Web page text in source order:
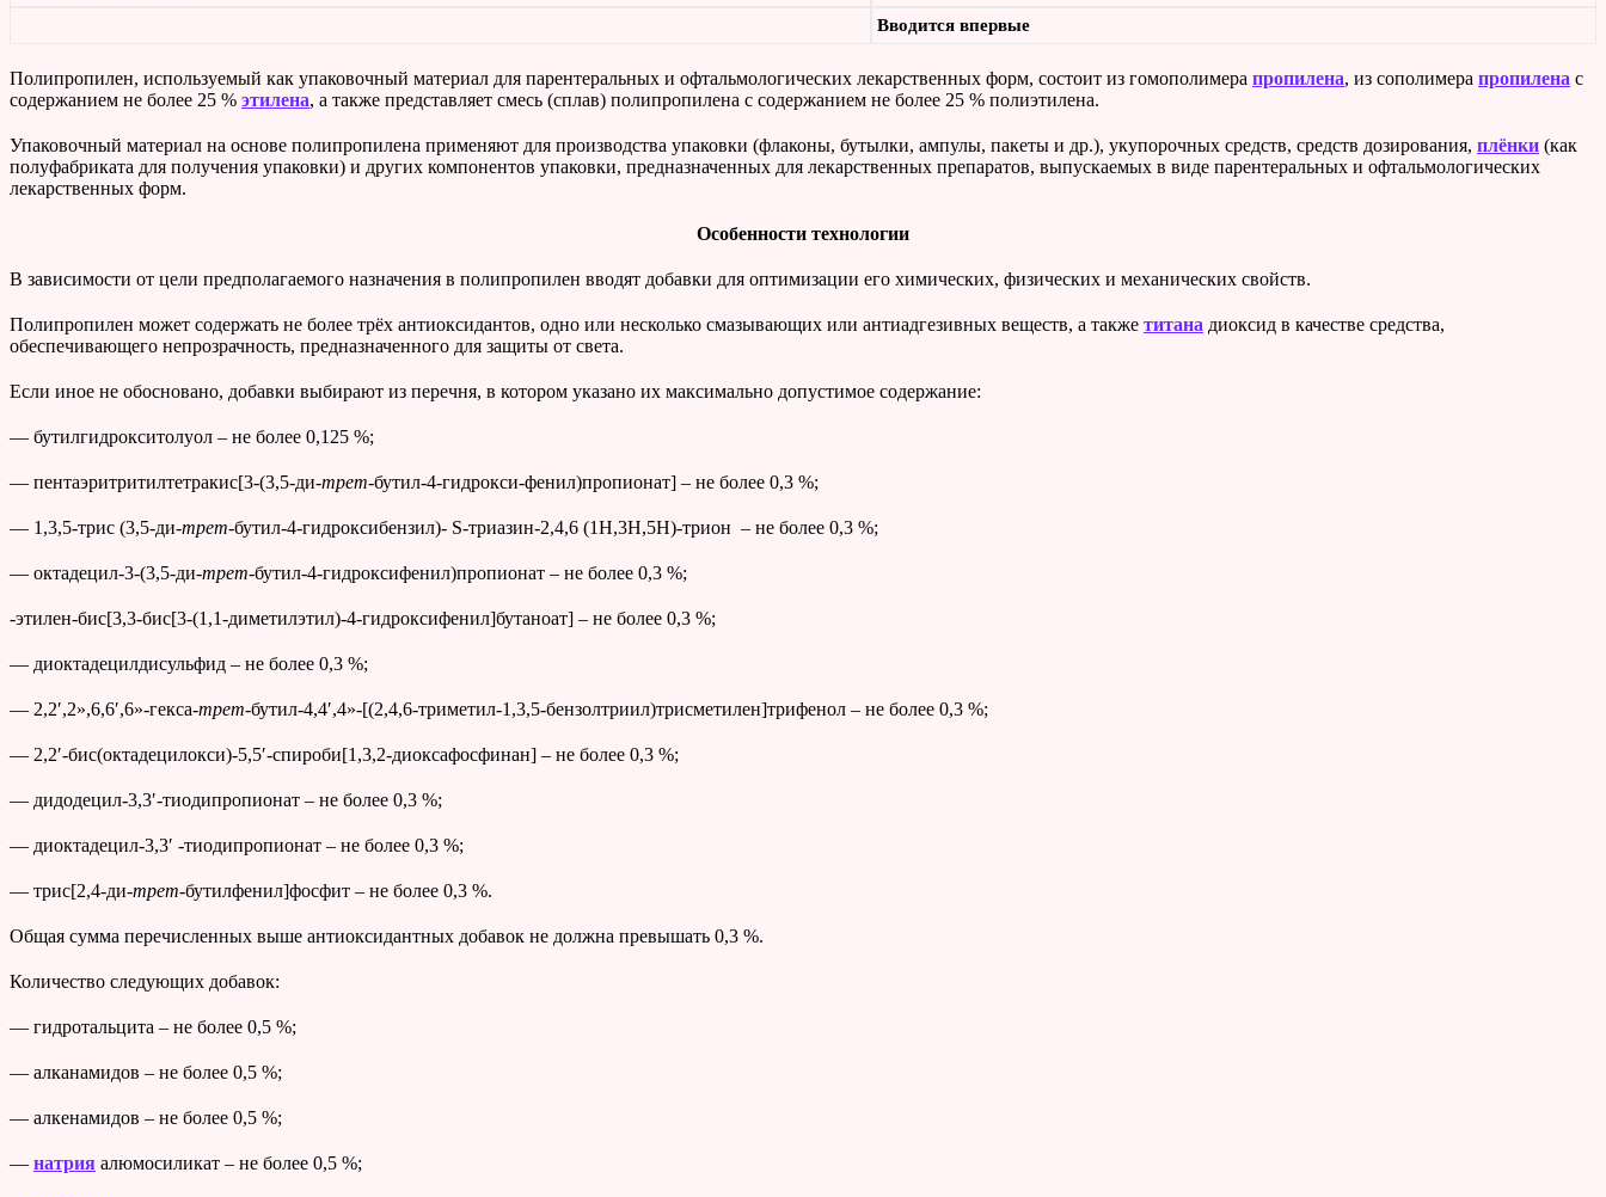
Вводится впервые
Полипропилен, используемый как упаковочный материал для парентеральных и офтальмологических лекарственных форм, состоит из гомополимера пропилена, из сополимера пропилена с
содержанием не более 25 % этилена, а также представляет смесь (сплав) полипропилена с содержанием не более 25 % полиэтилена.
Упаковочный материал на основе полипропилена применяют для производства упаковки (флаконы, бутылки, ампулы, пакеты и др.), укупорочных средств, средств дозирования, плёнки (как
полуфабриката для получения упаковки) и других компонентов упаковки, предназначенных для лекарственных препаратов, выпускаемых в виде парентеральных и офтальмологических
лекарственных форм.
Особенности технологии
В зависимости от цели предполагаемого назначения в полипропилен вводят добавки для оптимизации его химических, физических и механических свойств.
Полипропилен может содержать не более трёх антиоксидантов, одно или несколько смазывающих или антиадгезивных веществ, а также титана диоксид в качестве средства,
обеспечивающего непрозрачность, предназначенного для защиты от света.
Если иное не обосновано, добавки выбирают из перечня, в котором указано их максимально допустимое содержание:
— бутилгидрокситолуол – не более 0,125 %;
— пентаэритритилтетракис[3-(3,5-ди-трет-бутил-4-гидрокси-фенил)пропионат] – не более 0,3 %;
— 1,3,5-трис (3,5-ди-трет-бутил-4-гидроксибензил)- S-триазин-2,4,6 (1Н,3Н,5Н)-трион – не более 0,3 %;
— октадецил-3-(3,5-ди-трет-бутил-4-гидроксифенил)пропионат – не более 0,3 %;
-этилен-бис[3,3-бис[3-(1,1-диметилэтил)-4-гидроксифенил]бутаноат] – не более 0,3 %;
— диоктадецилдисульфид – не более 0,3 %;
— 2,2′,2»,6,6′,6»-гекса-трет-бутил-4,4′,4»-[(2,4,6-триметил-1,3,5-бензолтриил)трисметилен]трифенол – не более 0,3 %;
— 2,2′-бис(октадецилокси)-5,5′-спироби[1,3,2-диоксафосфинан] – не более 0,3 %;
— дидодецил-3,3′-тиодипропионат – не более 0,3 %;
— диоктадецил-3,3′ -тиодипропионат – не более 0,3 %;
— трис[2,4-ди-трет-бутилфенил]фосфит – не более 0,3 %.
Общая сумма перечисленных выше антиоксидантных добавок не должна превышать 0,3 %.
Количество следующих добавок:
— гидротальцита – не более 0,5 %;
— алканамидов – не более 0,5 %;
— алкенамидов – не более 0,5 %;
— натрия алюмосиликат – не более 0,5 %;